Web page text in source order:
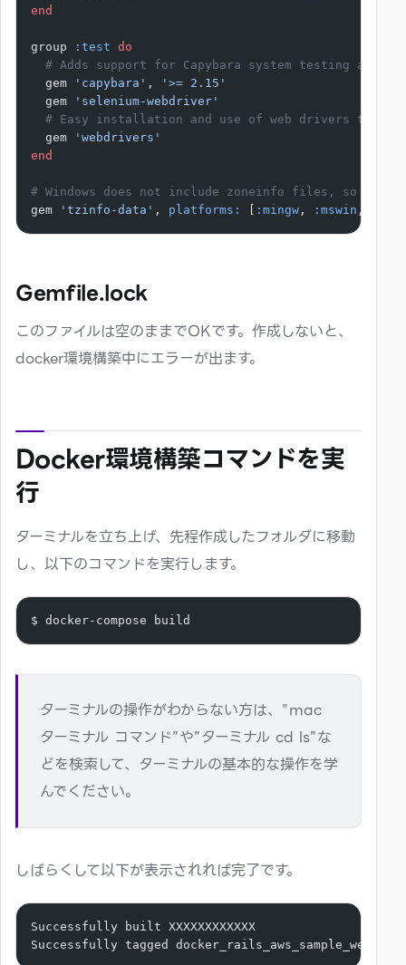
end
group :test do
# Adds support for Capybara system testing and
  gem
'capybara' ,
'>= 2.15'
  gem
'selenium-webdriver'
# Easy installation and use of web drivers to
  gem
'webdrivers'
end
# Windows does not include zoneinfo files, so
gem
'tzinfo-data' , platforms: :mingw , :mswin ,
Gemfile.lock
このファイルは空のままでOKです。作成しないと、
docker環境構築中にエラーが出ます。
Docker環境構築コマンドを実
行
ターミナルを立ち上げ、先程作成したフォルダに移動
し、以下のコマンドを実行します。
$ docker-compose build
ターミナルの操作がわからない方は、”mac
ターミナル コマンド”や”ターミナル cd ls”な
どを検索して、ターミナルの基本的な操作を学
んでください。
しばらくして以下が表示されれば完了です。
Successfully built XXXXXXXXXXXX
Successfully tagged